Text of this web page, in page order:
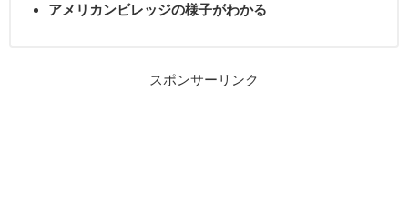
アメリカンビレッジの様子がわかる
スポンサーリンク